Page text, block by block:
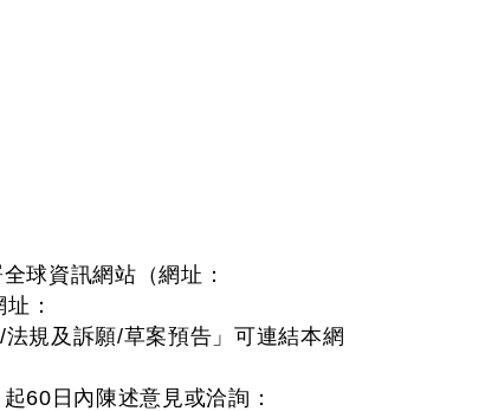
球資訊網站（網址：
：
規及訴願/草案預告」可連結本網
60日內陳述意見或洽詢：